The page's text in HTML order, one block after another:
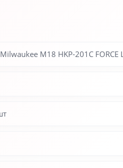
M18 HKP-201C FORCE